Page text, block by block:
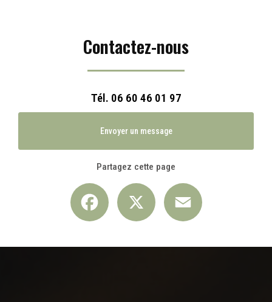
Contactez-nous
Tél. 06 60 46 01 97
Envoyer un message
Partagez cette page
Facebook